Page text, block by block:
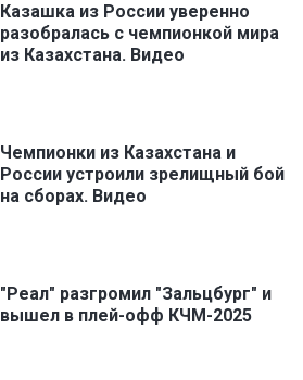
Казашка из России уверенно
разобралась с чемпионкой мира
из Казахстана. Видео
Чемпионки из Казахстана и
России устроили зрелищный бой
на сборах. Видео
"Реал" разгромил "Зальцбург" и
вышел в плей-офф КЧМ-2025